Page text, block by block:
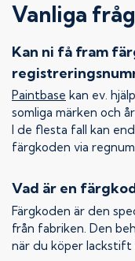
Vanliga
Kan ni få fram
Paintbase kan ev.
somliga märken och
I de flesta fall kan
färgkoden via
Vad är en
Färgkoden är den
från fabriken. Den
när du köper lackstift